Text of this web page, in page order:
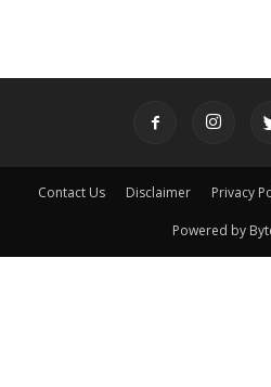
Contact Us Disclaimer Privacy
Powered by